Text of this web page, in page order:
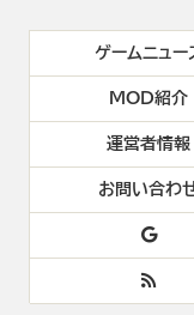
ゲームニュー
MOD紹介
運営者情報
お問い合わ